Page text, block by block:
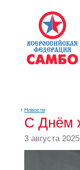
↑ Новости
С Днём
3 августа